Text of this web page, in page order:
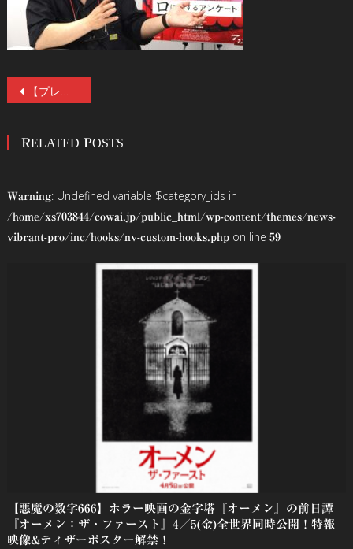
投
ナ
ゲ
ー
【プレゼント】映画『口に関するアンケート』公開記念、清水崇監督×原作者・背筋【制作秘話暴露】対談(前編)。「ポスターはとんだ“騙(だま)し討ち”(笑)」サイン色紙を抽選でプレゼント
RELATED POSTS
Warning: Undefined variable $category_ids in
/home/xs703844/cowai.jp/public_html/wp-content/themes/news-
vibrant-pro/inc/hooks/nv-custom-hooks.phpon line 59
【悪魔の数字666】ホラー映画の金字塔『オーメン』の前日譚
『オーメン：ザ・ファースト』4／5(金)全世界同時公開！特報
映像&ティザーポスター解禁！